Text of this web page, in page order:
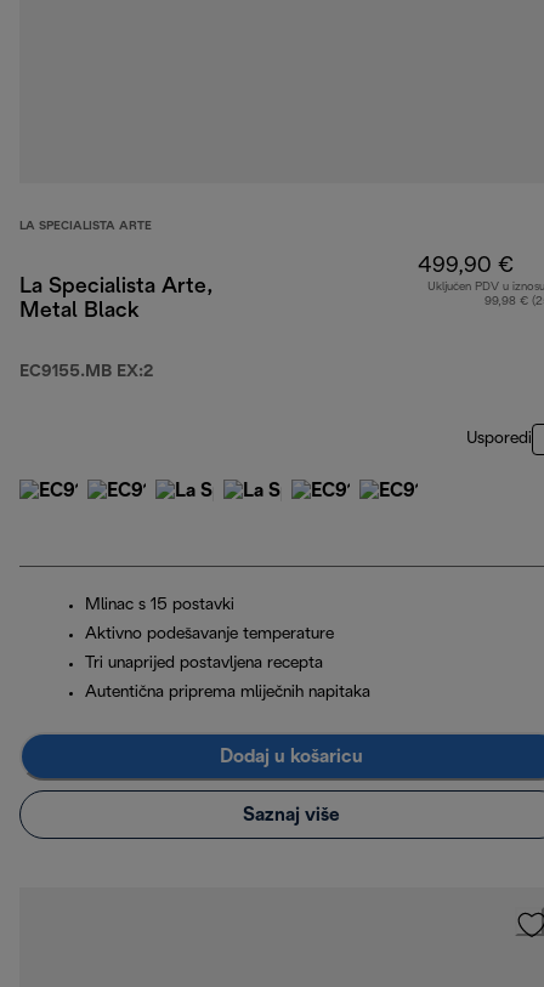
LA SPECIALISTA ARTE
La Specialista Arte,
Metal Black
EC9155.MB EX:2
499,90 €
Uključen PDV u
99,98 €
Usporedi
Mlinac s 15 postavki
Aktivno podešavanje temperature
Tri unaprijed postavljena recepta
Autentična priprema mliječnih napitaka
Dodaj u košaricu
Saznaj više